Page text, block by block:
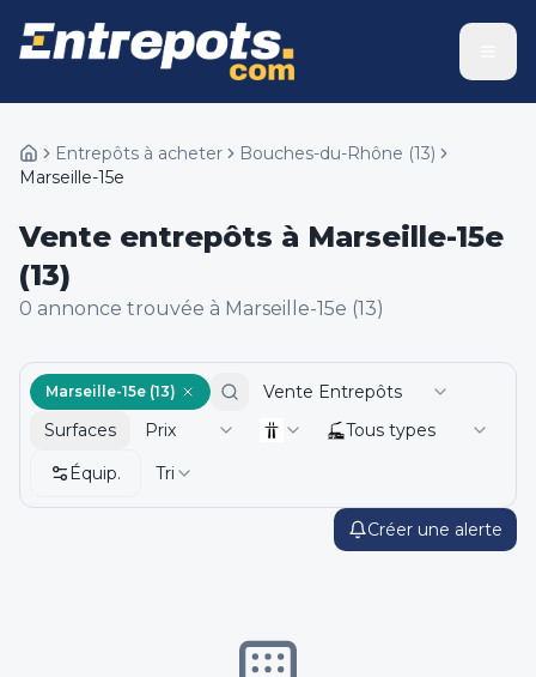
Entrepôts à acheter Bouches-du-Rhône (13)
Marseille-15e
Vente entrepôts à Marseille-15e
(13)
0 annonce trouvée à Marseille-15e (13)
Créer une alerte
Marseille-15e (13)
Vente Entrepôts
Surfaces
Prix
Tous types
Équip.
Tri